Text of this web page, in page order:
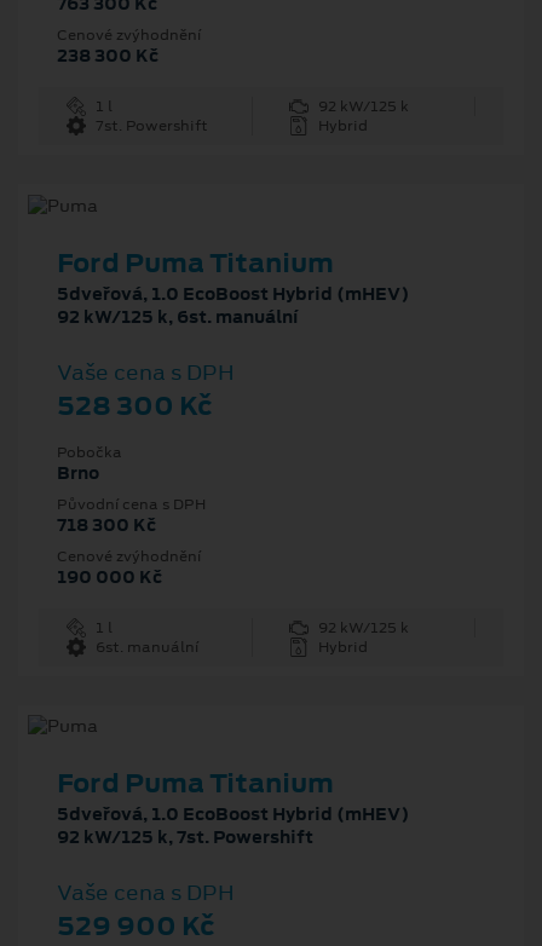
Cenové zvýhodnění
238 300 Kč
1 l
92 kW/125 k
7st. Powershift
Hybrid
Ford Puma Titanium
5dveřová, 1.0 EcoBoost Hybrid (mHEV)
92 kW/125 k, 6st. manuální
Vaše cena s DPH
528 300 Kč
Pobočka
Brno
Původní cena s DPH
718 300 Kč
Cenové zvýhodnění
190 000 Kč
1 l
92 kW/125 k
6st. manuální
Hybrid
Ford Puma Titanium
5dveřová, 1.0 EcoBoost Hybrid (mHEV)
92 kW/125 k, 7st. Powershift
Vaše cena s DPH
529 900 Kč